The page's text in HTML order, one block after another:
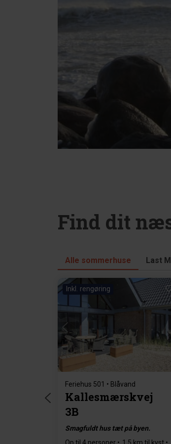
Find dit
Alle sommerhuse Last
Inkl. rengøring
Indlæser...
Feriehus 501 • Blåvand
Kallesmærskvej
3B
Smagfuldt hus tæt på byen.